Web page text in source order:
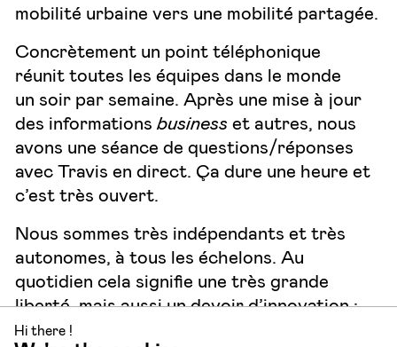
mobilité urbaine vers une mobilité partagée.
Concrètement un point téléphonique
réunit toutes les équipes dans le monde
un soir par semaine. Après une mise à jour
des informations business et autres, nous
avons une séance de questions/réponses
avec Travis en direct. Ça dure une heure et
c’est très ouvert.
Nous sommes très indépendants et très
autonomes, à tous les échelons. Au
quotidien cela signifie une très grande
liberté, mais aussi un devoir d’innovation :
nous devons prendre des risques, que ce
Hi there !